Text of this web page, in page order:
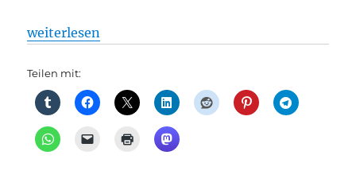
„Verwirrend: Gleise und Bahnsteig-Namen am
weiterlesen
Teilen mit: